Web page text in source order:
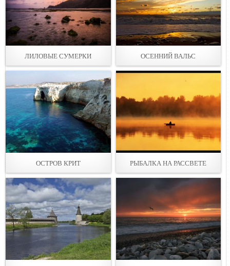
ЛИЛОВЫЕ СУМЕРКИ ОСЕННИЙ ВАЛЬС
ОСТРОВ КРИТ РЫБАЛКА НА РАССВЕТЕ